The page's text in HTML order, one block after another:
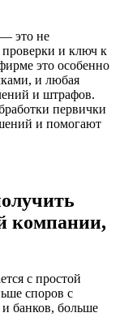
это не
и ключ к
это особенно
и любая
и штрафов.
первички
и помогают
компании,
с простой
споров с
банков, больше